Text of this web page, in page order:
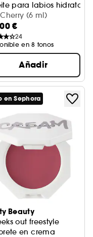
para labios
(6 ml)
€
24
en 8 tonos
Añadir
en Sephora
Beauty
out freestyle
en crema